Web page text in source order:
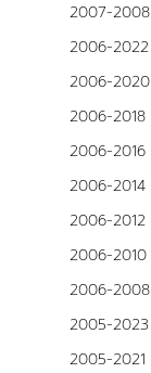
2007-2008
2006-2022
2006-2020
2006-2018
2006-2016
2006-2014
2006-2012
2006-2010
2006-2008
2005-2023
2005-2021